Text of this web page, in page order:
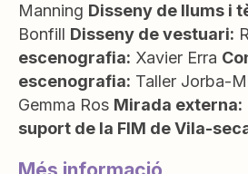
Manning Disseny de llums i
Bonfill Disseny de vestuari:
escenografia: Xavier Erra
escenografia: Taller Jorba-
Gemma Ros Mirada externa:
suport de la FIM de Vila-